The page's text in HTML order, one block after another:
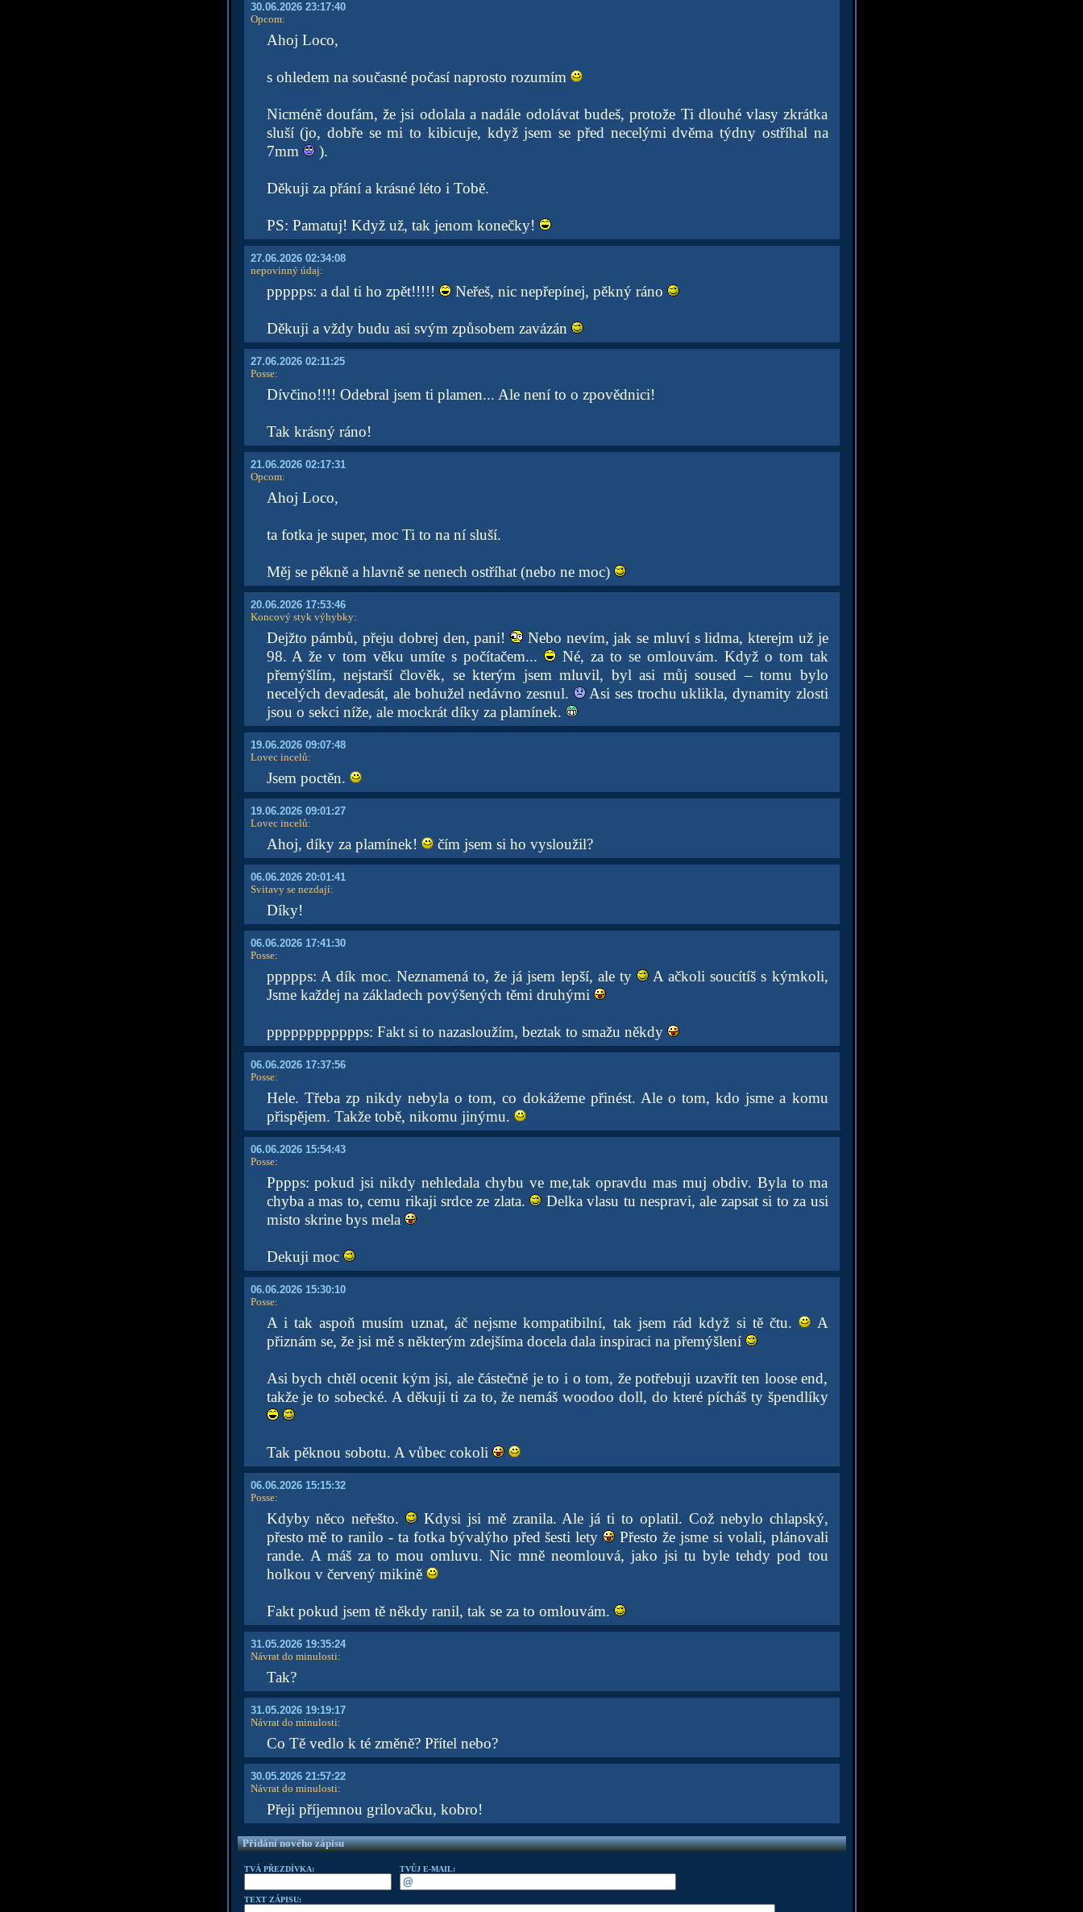
30.06.2026 23:17:40
Opcom:
Ahoj Loco,
s ohledem na současné počasí naprosto rozumím
Nicméně doufám, že jsi odolala a nadále odolávat budeš, protože Ti dlouhé vlasy zkrátka
sluší (jo, dobře se mi to kibicuje, když jsem se před necelými dvěma týdny ostříhal na
7mm
).
Děkuji za přání a krásné léto i Tobě.
PS: Pamatuj! Když už, tak jenom konečky!
27.06.2026 02:34:08
nepovinný údaj:
ppppps: a dal ti ho zpět!!!!! Neřeš, nic nepřepínej, pěkný ráno
Děkuji a vždy budu asi svým způsobem zavázán
27.06.2026 02:11:25
Posse:
Dívčino!!!! Odebral jsem ti plamen... Ale není to o zpovědnici!
Tak krásný ráno!
21.06.2026 02:17:31
Opcom:
Ahoj Loco,
ta fotka je super, moc Ti to na ní sluší.
Měj se pěkně a hlavně se nenech ostříhat (nebo ne moc)
20.06.2026 17:53:46
Koncový styk výhybky:
Dejžto pámbů, přeju dobrej den, pani!
Nebo nevím, jak se mluví s lidma, kterejm už je
98. A že v tom věku umíte s počítačem...
Né, za to se omlouvám. Když o tom tak
přemýšlím, nejstarší člověk, se kterým jsem mluvil, byl asi můj soused – tomu bylo
necelých devadesát, ale bohužel nedávno zesnul.
Asi ses trochu uklikla, dynamity zlosti
jsou o sekci níže, ale mockrát díky za plamínek.
19.06.2026 09:07:48
Lovec incelů:
Jsem poctěn.
19.06.2026 09:01:27
Lovec incelů:
Ahoj, díky za plamínek! čím jsem si ho vysloužil?
06.06.2026 20:01:41
Svitavy se nezdají:
Díky!
06.06.2026 17:41:30
Posse:
ppppps: A dík moc. Neznamená to, že já jsem lepší, ale ty
A ačkoli soucítíš s kýmkoli,
Jsme každej na základech povýšených těmi druhými
pppppppppppps: Fakt si to nazasloužím, beztak to smažu někdy
06.06.2026 17:37:56
Posse:
Hele. Třeba zp nikdy nebyla o tom, co dokážeme přinést. Ale o tom, kdo jsme a komu
přispějem. Takže tobě, nikomu jinýmu.
06.06.2026 15:54:43
Posse:
Pppps: pokud jsi nikdy nehledala chybu ve me,tak opravdu mas muj obdiv. Byla to ma
chyba a mas to, cemu rikaji srdce ze zlata.
Delka vlasu tu nespravi, ale zapsat si to za usi
misto skrine bys mela
Dekuji moc
06.06.2026 15:30:10
Posse:
A i tak aspoň musím uznat, áč nejsme kompatibilní, tak jsem rád když si tě čtu.
A
přiznám se, že jsi mě s některým zdejšíma docela dala inspiraci na přemýšlení
Asi bych chtěl ocenit kým jsi, ale částečně je to i o tom, že potřebuji uzavřít ten loose end,
takže je to sobecké. A děkuji ti za to, že nemáš woodoo doll, do které pícháš ty špendlíky
Tak pěknou sobotu. A vůbec cokoli
06.06.2026 15:15:32
Posse:
Kdyby něco neřešto.
Kdysi jsi mě zranila. Ale já ti to oplatil. Což nebylo chlapský,
přesto mě to ranilo - ta fotka bývalýho před šesti lety
Přesto že jsme si volali, plánovali
rande. A máš za to mou omluvu. Nic mně neomlouvá, jako jsi tu byle tehdy pod tou
holkou v červený mikině
Fakt pokud jsem tě někdy ranil, tak se za to omlouvám.
31.05.2026 19:35:24
Návrat do minulosti:
Tak?
31.05.2026 19:19:17
Návrat do minulosti:
Co Tě vedlo k té změně? Přítel nebo?
30.05.2026 21:57:22
Návrat do minulosti:
Přeji příjemnou grilovačku, kobro!
Přidání nového zápisu
TVÁ PŘEZDÍVKA: TVŮJ E-MAIL:
TEXT ZÁPISU: